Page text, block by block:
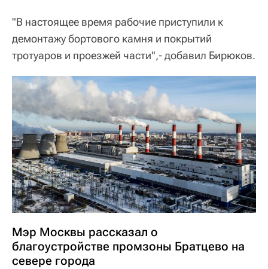
"В настоящее время рабочие приступили к
демонтажу бортового камня и покрытий
тротуаров и проезжей части",- добавил Бирюков.
Мэр Москвы рассказал о
благоустройстве промзоны Братцево на
севере города